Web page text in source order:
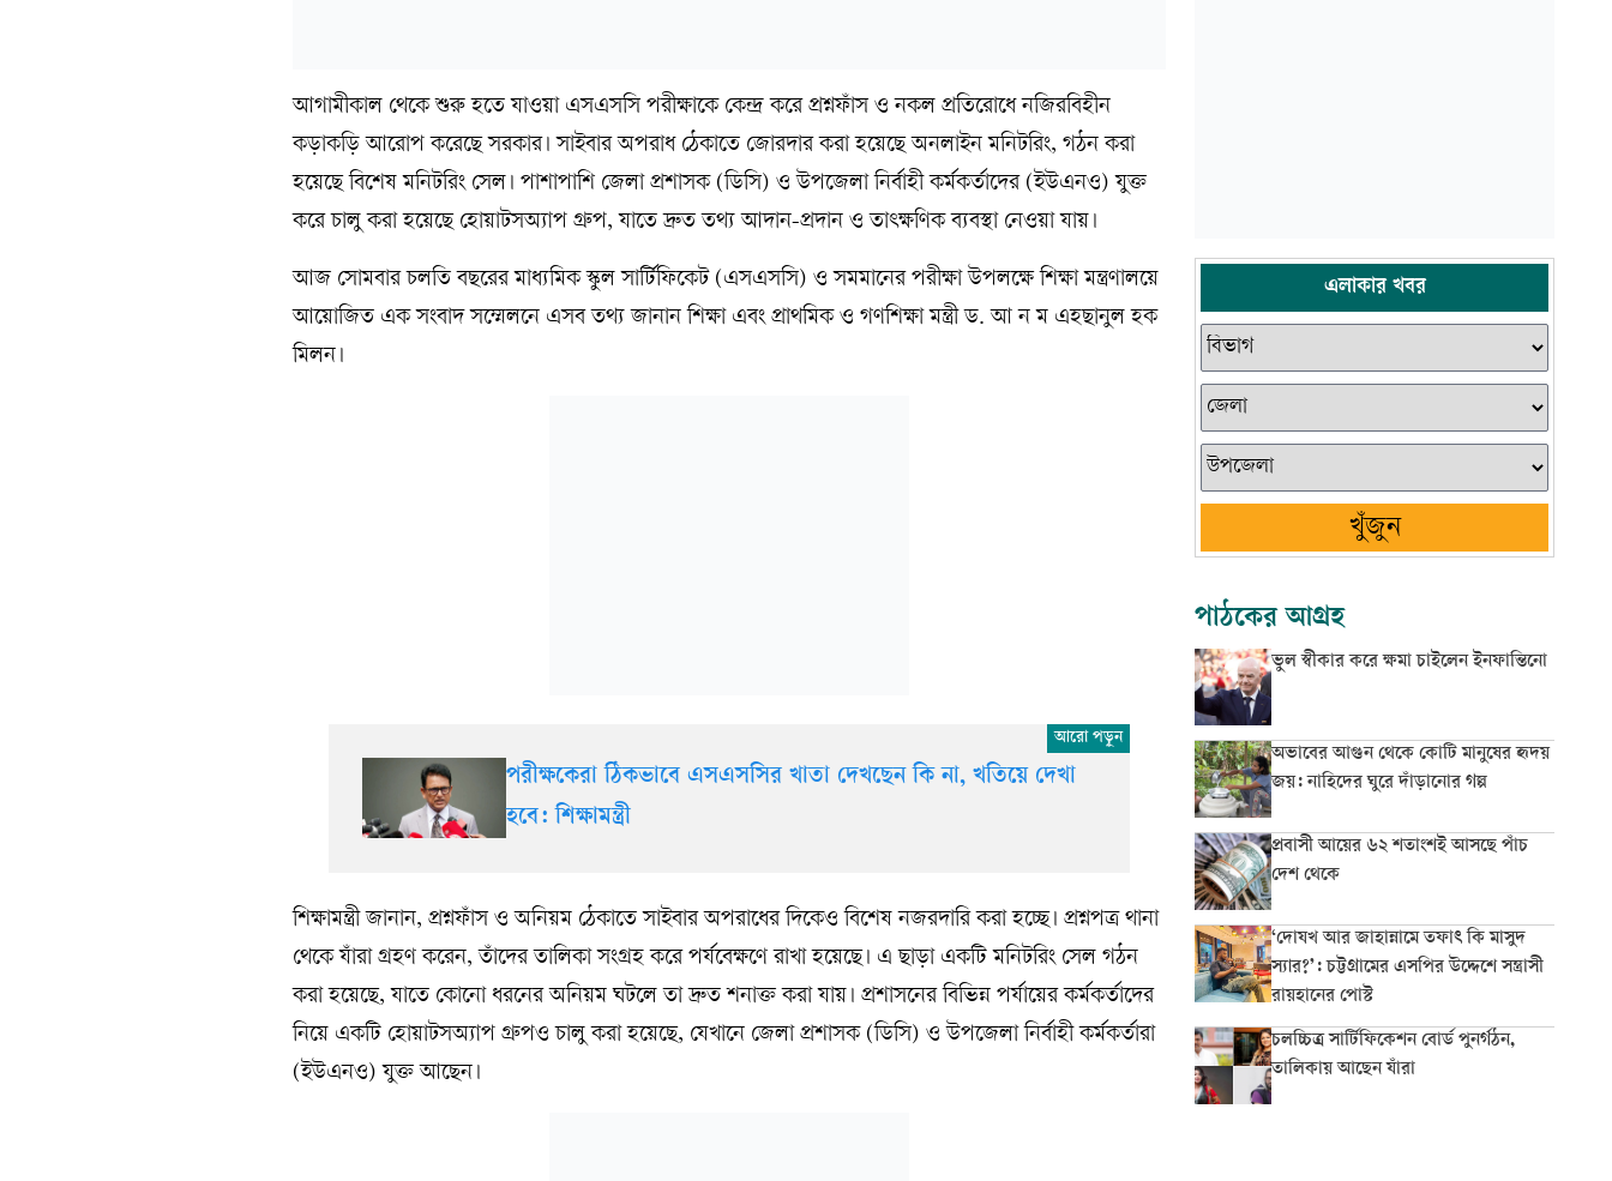
‎আগামীকাল থেকে শুরু হতে যাওয়া এসএসসি পরীক্ষাকে কেন্দ্র করে প্রশ্নফাঁস ও নকল প্রতিরোধে নজিরবিহীন
কড়াকড়ি আরোপ করেছে সরকার। সাইবার অপরাধ ঠেকাতে জোরদার করা হয়েছে অনলাইন মনিটরিং, গঠন করা
হয়েছে বিশেষ মনিটরিং সেল। পাশাপাশি জেলা প্রশাসক (ডিসি) ও উপজেলা নির্বাহী কর্মকর্তাদের (ইউএনও) যুক্ত
করে চালু করা হয়েছে হোয়াটসঅ্যাপ গ্রুপ, যাতে দ্রুত তথ্য আদান-প্রদান ও তাৎক্ষণিক ব্যবস্থা নেওয়া যায়।
‎আজ সোমবার চলতি বছরের মাধ্যমিক স্কুল সার্টিফিকেট (এসএসসি) ও সমমানের পরীক্ষা উপলক্ষে শিক্ষা মন্ত্রণালয়ে
আয়োজিত এক সংবাদ সম্মেলনে এসব তথ্য জানান শিক্ষা এবং প্রাথমিক ও গণশিক্ষা মন্ত্রী ড. আ ন ম এহছানুল হক
মিলন।
পরীক্ষকেরা ঠিকভাবে এসএসসির খাতা দেখছেন কি না, খতিয়ে দেখা
হবে: শিক্ষামন্ত্রী
‎শিক্ষামন্ত্রী জানান, প্রশ্নফাঁস ও অনিয়ম ঠেকাতে সাইবার অপরাধের দিকেও বিশেষ নজরদারি করা হচ্ছে। প্রশ্নপত্র থানা
থেকে যাঁরা গ্রহণ করেন, তাঁদের তালিকা সংগ্রহ করে পর্যবেক্ষণে রাখা হয়েছে। এ ছাড়া একটি মনিটরিং সেল গঠন
করা হয়েছে, যাতে কোনো ধরনের অনিয়ম ঘটলে তা দ্রুত শনাক্ত করা যায়। প্রশাসনের বিভিন্ন পর্যায়ের কর্মকর্তাদের
নিয়ে একটি হোয়াটসঅ্যাপ গ্রুপও চালু করা হয়েছে, যেখানে জেলা প্রশাসক (ডিসি) ও উপজেলা নির্বাহী কর্মকর্তারা
(ইউএনও) যুক্ত আছেন।
এলাকার খবর
খুঁজুন
পাঠকের আগ্রহ
ভুল স্বীকার করে ক্ষমা চাইলেন ইনফান্তিনো
অভাবের আগুন থেকে কোটি মানুষের হৃদয়
জয়: নাহিদের ঘুরে দাঁড়ানোর গল্প
প্রবাসী আয়ের ৬২ শতাংশই আসছে পাঁচ
দেশ থেকে
‘দোযখ আর জাহান্নামে তফাৎ কি মাসুদ
স্যার?’: চট্টগ্রামের এসপির উদ্দেশে সন্ত্রাসী
রায়হানের পোস্ট
চলচ্চিত্র সার্টিফিকেশন বোর্ড পুনর্গঠন,
তালিকায় আছেন যাঁরা